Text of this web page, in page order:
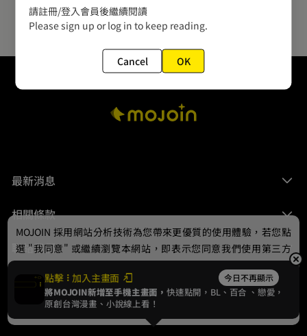
最新消息
相關條款
聯絡我們
© 2024 gamania Digital Entertainment Co., Ltd.
點擊 加入主畫面 今日不再顯示
將MOJOIN新增至手機主畫面，快速點開，BL、 百合 、戀愛，
原創台灣漫畫、小說線上看！
MOJOIN 採用網站分析技術為您帶來更優質的使用體驗，若您點
選 "我同意" 或繼續瀏覽本網站，即表示您同意我們使用第三方
Cookie，欲瞭解更多資訊請見隱私權政策。
我同意
請註冊/登入會員後繼續閱讀
Please sign up or log in to keep reading.
Cancel OK